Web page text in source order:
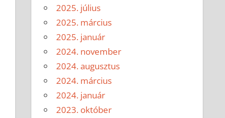
2025. július
2025. március
2025. január
2024. november
2024. augusztus
2024. március
2024. január
2023. október